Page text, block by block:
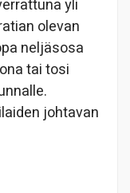
yli
olevan
neljäsosa
tai tosi
johtavan